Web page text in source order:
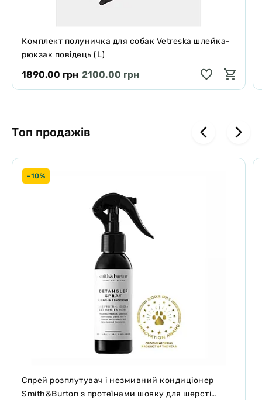
Комплект полуничка для собак Vetreska шлейка-
рюкзак повідець (L)
1890.00 грн 2100.00 грн
Топ продажів
-10%
Спрей розплутувач і незмивний кондиціонер
Smith&Burton з протеїнами шовку для шерсті